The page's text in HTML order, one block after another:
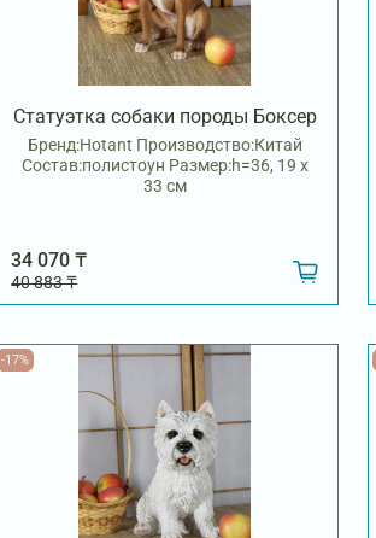
Статуэтка собаки породы Боксер
Бренд:Hotant Производство:Китай
Состав:полистоун Размер:h=36, 19 х
33 см
34 070 ₸
40 883 ₸
-17%